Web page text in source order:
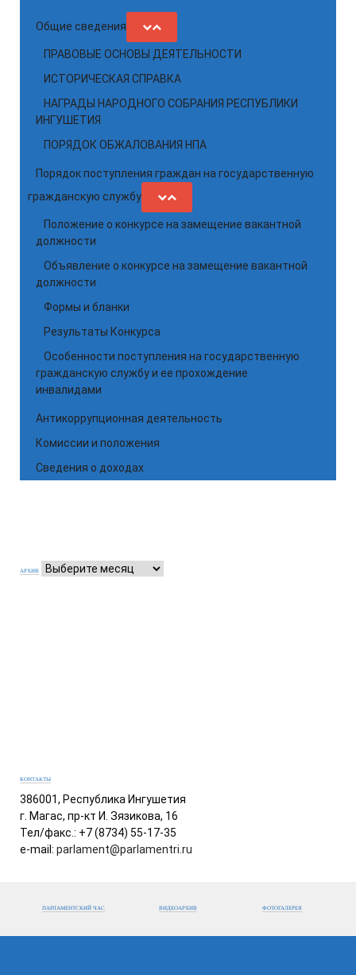
Общие сведения
ПРАВОВЫЕ ОСНОВЫ ДЕЯТЕЛЬНОСТИ
ИСТОРИЧЕСКАЯ СПРАВКА
НАГРАДЫ НАРОДНОГО СОБРАНИЯ РЕСПУБЛИКИ
ИНГУШЕТИЯ
ПОРЯДОК ОБЖАЛОВАНИЯ НПА
Порядок поступления граждан на государственную
гражданскую службу
Положение о конкурсе на замещение вакантной
должности
Объявление о конкурсе на замещение вакантной
должности
Формы и бланки
Результаты Конкурса
Особенности поступления на государственную
гражданскую службу и ее прохождение
инвалидами
Антикоррупционная деятельность
Комиссии и положения
Сведения о доходах
АРХИВ
КОНТАКТЫ
386001, Республика Ингушетия
г. Магас, пр-кт И. Зязикова, 16
Тел/факс.: +7 (8734) 55-17-35
e-mail: parlament@parlamentri.ru
ПАРЛАМЕНТСКИЙ ЧАС ВИДЕОАРХИВ ФОТОГАЛЕРЕЯ